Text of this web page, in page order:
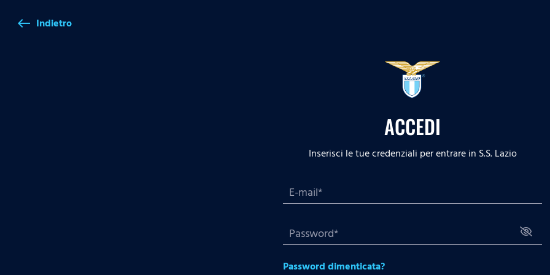
west Indietro
ACCEDI
Inserisci le tue credenziali per entrare in S.S. Lazio
Password dimenticata?